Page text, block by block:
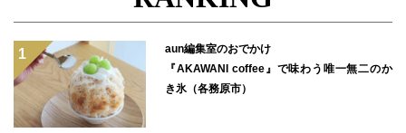
aun編集室のおでかけ
『AKAWANI coffee』で味わう唯一無二のか
き氷（各務原市）